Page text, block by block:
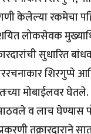
केलेल्या रकमेचा
लोकसेवक
सुधारित
शिरगुप्पे
मोबाईलवर
व लाच घेण्यास
तक्रारदाराने